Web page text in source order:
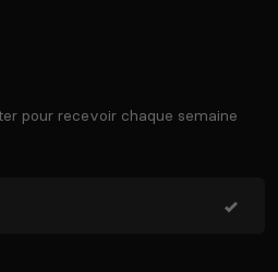
pour recevoir chaque semaine